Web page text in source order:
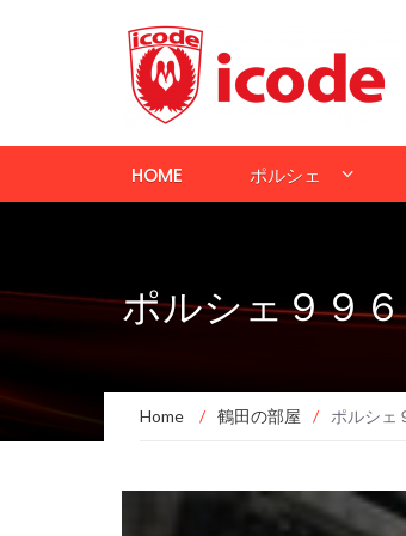
HOME ポルシェ
ポルシェ９９
Home / 鶴田の部屋 / ポルシ